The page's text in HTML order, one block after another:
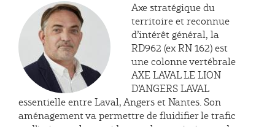
Axe stratégique du
territoire et reconnue
d’intérêt général, la
RD962 (ex RN 162) est
une colonne vertébrale
AXE LAVAL LE LION
D’ANGERS LAVAL
essentielle entre Laval, Angers et Nantes. Son
aménagement va permettre de fluidifier le trafic